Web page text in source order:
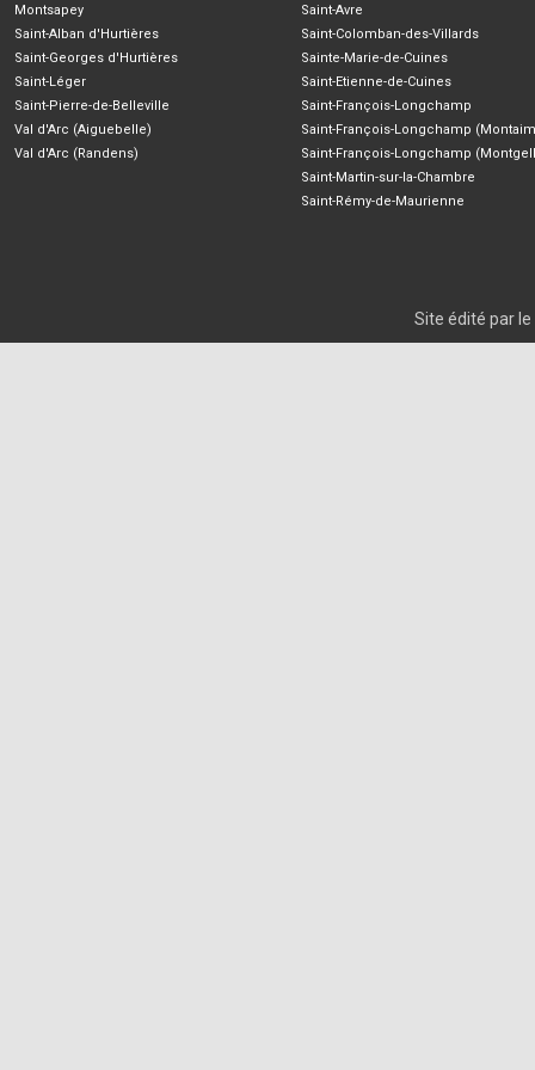
Montsapey
Saint-Alban d'Hurtières
Saint-Georges d'Hurtières
Saint-Léger
Saint-Pierre-de-Belleville
Val d'Arc (Aiguebelle)
Val d'Arc (Randens)
Saint-Avre
Saint-Colomban-des-Villards
Sainte-Marie-de-Cuines
Saint-Etienne-de-Cuines
Saint-François-Longchamp
Saint-François-Longchamp
Saint-François-Longchamp
Saint-Martin-sur-la-Chambre
Saint-Rémy-de-Maurienne
Site édité par